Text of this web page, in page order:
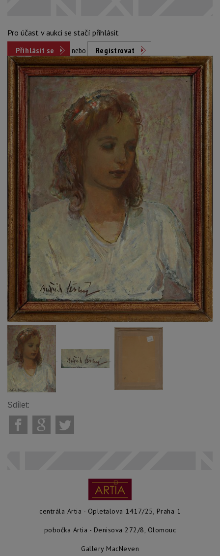
Pro účast v aukci se stačí přihlásit
Přihlásit se
nebo Registrovat
Sdílet:
centrála Artia - Opletalova 1417/25, Praha 1
pobočka Artia - Denisova 272/8, Olomouc
Gallery MacNeven